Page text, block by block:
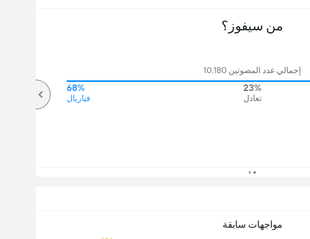
من سيفوز؟
إجمالي عدد المصوتين 10,180
23%
تعادل
68%
فياريال
مواجهات سابقة